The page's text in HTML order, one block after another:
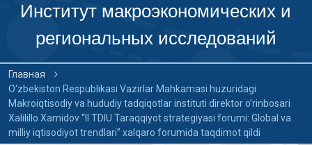
#4
Институт макроэкономических и
региональных исследований
Главная
O‘zbekiston Respublikasi Vazirlar Mahkamasi huzuridagi
Makroiqtisodiy va hududiy tadqiqotlar instituti direktor o’rinbosari
Xalilillo Xamidov “II TDIU Taraqqiyot strategiyasi forumi: Global va
milliy iqtisodiyot trendlari” xalqaro forumida taqdimot qildi